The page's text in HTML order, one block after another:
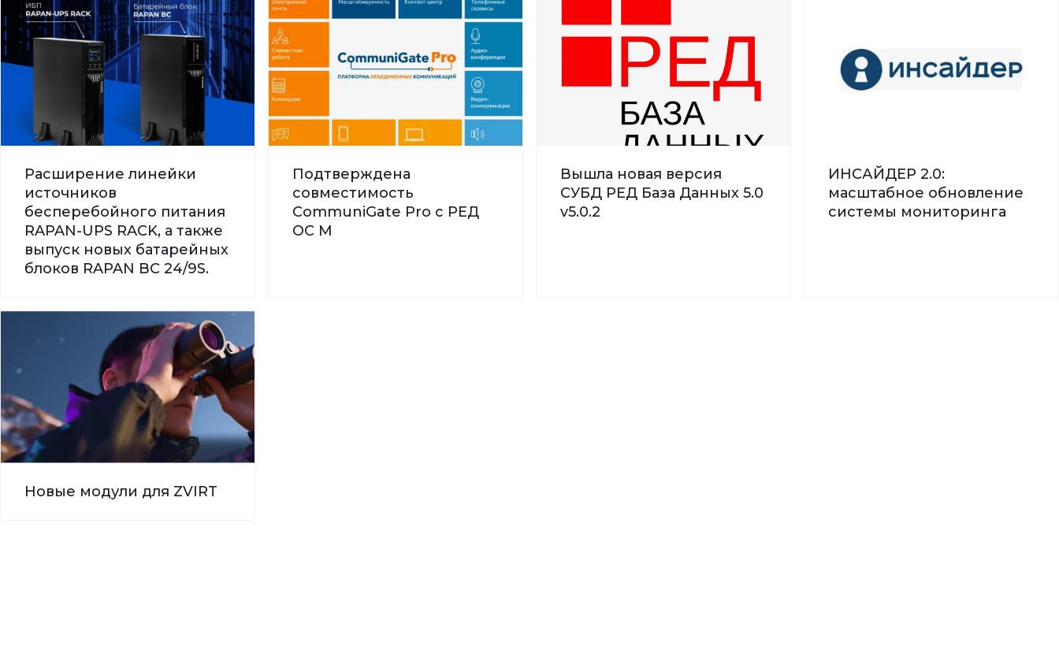
Расширение линейки
источников
бесперебойного питания
RAPAN-UPS RACK, а также
выпуск новых батарейных
блоков RAPAN BC 24/9S.
Подтверждена
совместимость
CommuniGate Pro с РЕД
ОС М
Вышла новая версия
СУБД РЕД База Данных 5.0
v5.0.2
ИНСАЙДЕР 2.0:
масштабное обновление
системы мониторинга
Новые модули для ZVIRT